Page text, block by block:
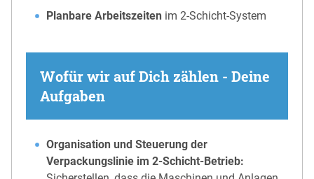
Planbare Arbeitszeiten im 2-Schicht-System
Wofür wir auf Dich zählen - Deine
Aufgaben
Organisation und Steuerung der
Verpackungslinie im 2-Schicht-Betrieb: